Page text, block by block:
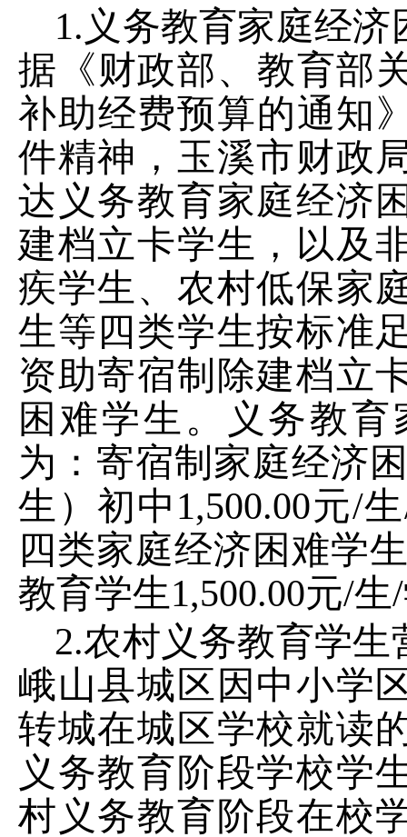
1. 义务教育家庭经
据《财政部、教育部
补助经费预算的通知
件精神，玉溪市财政
达义务教育家庭经济
建档立卡学生，以及
疾学生、农村低保家
生等四类学生按标准
资助寄宿制除建档立
困难学生。义务教
为：寄宿制家庭经济
生）初中1,500.00元/生
四类家庭经济困难学
教育学生1,500.00元/生/
2.农村义务教育学生
峨山县城区因中小学
转城在城区学校就读
义务教育阶段学校学
村义务教育阶段在校